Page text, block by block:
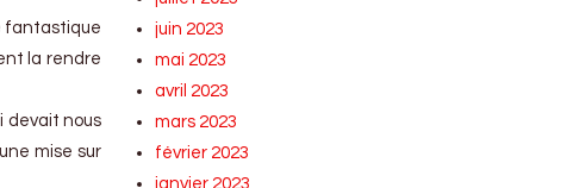
fantastique
la rendre
devait nous
mise sur
juin 2023
mai 2023
avril 2023
mars 2023
février 2023
janvier 2023